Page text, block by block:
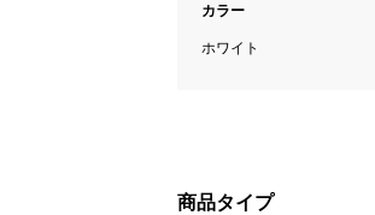
カラー
ホワイト
商品タイプ